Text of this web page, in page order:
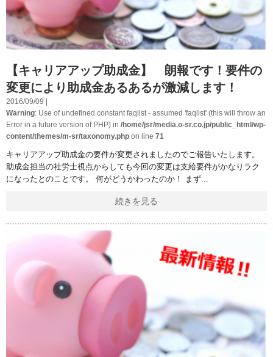
【キャリアアップ助成金】 朗報です！要件の
変更により助成金あるあるが激減します！
2016/09/09 |
Warning: Use of undefined constant faqlist - assumed 'faqlist' (this will throw an
Error in a future version of PHP) in /home/jsr/media.o-sr.co.jp/public_html/wp-
content/themes/m-sr/taxonomy.php on line 71
キャリアアップ助成金の要件が変更されましたのでご報告いたします。
助成金担当の社労士視点からしても今回の変更は支給要件がかなりラク
になったとのことです。 何がどうかわったのか！ まず
続きを見る